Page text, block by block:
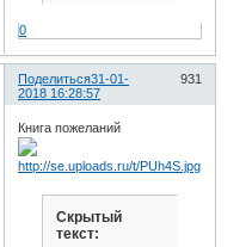
0
Поделиться 931
31-01-
2018 16:28:57
Книга пожеланий
Скрытый
текст: